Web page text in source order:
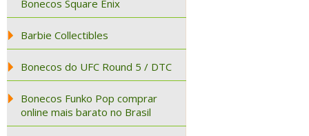
Bonecos Square Enix
Barbie Collectibles
Bonecos do UFC Round 5 / DTC
Bonecos Funko Pop comprar
online mais barato no Brasil